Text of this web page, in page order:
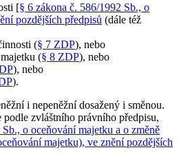
[§ 6 zákona č. 586/1992 Sb., o
pozdějších předpisů (dále též
(§ 7 ZDP), nebo
(§ 8 ZDP), nebo
), nebo
).
i nepeněžní dosažený i směnou.
podle zvláštního právního předpisu,
o oceňování majetku a o změně
majetku), ve znění pozdějších